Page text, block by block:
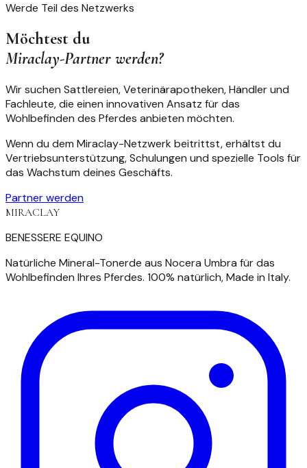
Werde Teil des Netzwerks
Möchtest du
Miraclay-Partner werden?
Wir suchen Sattlereien, Veterinärapotheken, Händler und
Fachleute, die einen innovativen Ansatz für das
Wohlbefinden des Pferdes anbieten möchten.
Wenn du dem Miraclay-Netzwerk beitrittst, erhältst du
Vertriebsunterstützung, Schulungen und spezielle Tools für
das Wachstum deines Geschäfts.
Partner werden
MIRACLAY
BENESSERE EQUINO
Natürliche Mineral-Tonerde aus Nocera Umbra für das
Wohlbefinden Ihres Pferdes. 100% natürlich, Made in Italy.